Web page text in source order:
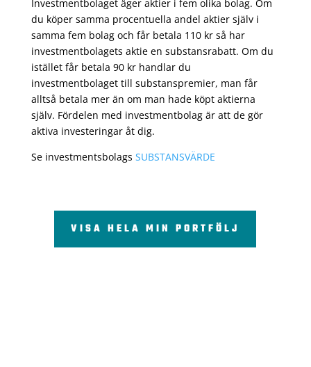
Investmentbolaget äger aktier i fem olika bolag. Om
du köper samma procentuella andel aktier själv i
samma fem bolag och får betala 110 kr så har
investmentbolagets aktie en substansrabatt. Om du
istället får betala 90 kr handlar du
investmentbolaget till substanspremier, man får
alltså betala mer än om man hade köpt aktierna
själv. Fördelen med investmentbolag är att de gör
aktiva investeringar åt dig.
Se investmentsbolags SUBSTANSVÄRDE
VISA HELA MIN PORTFÖLJ